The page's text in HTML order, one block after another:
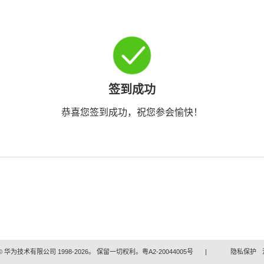
签到成功
恭喜您签到成功，祝您参会愉快！
华为技术有限公司 1998-2026。 保留一切权利。粤A2-20044005号 | 隐私保护